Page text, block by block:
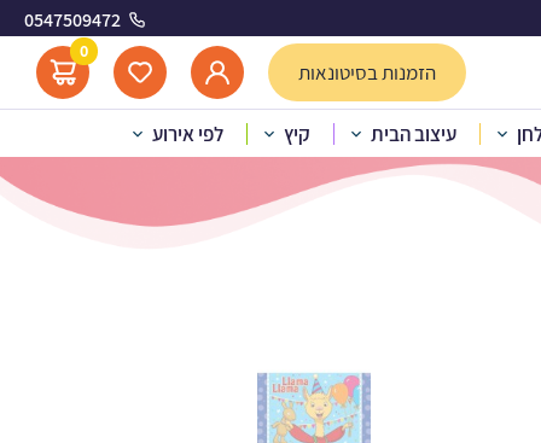
0547509472
הזמנות בסיטונאות
0
עיצוב הבית קיץ לפי אירוע
1
לאמה ציבעונית 1